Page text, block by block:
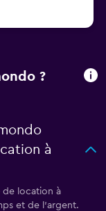
?
à
de location à
et de l'argent.